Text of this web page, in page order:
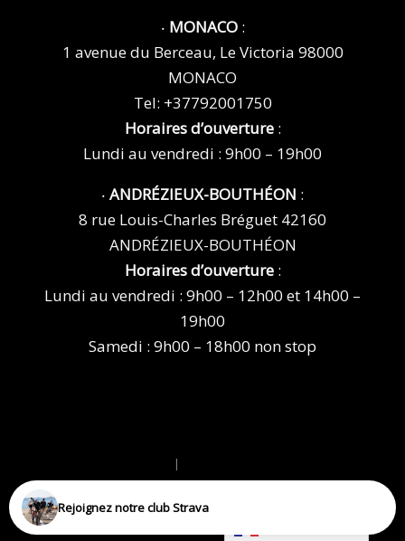
‧ MONACO:
1 avenue du Berceau, Le Victoria 98000
MONACO
Tel: +37792001750
Horaires d’ouverture:
Lundi au vendredi : 9h00 – 19h00
‧ ANDRÉZIEUX-BOUTHÉON :
8 rue Louis-Charles Bréguet 42160
ANDRÉZIEUX-BOUTHÉON
Horaires d’ouverture:
Lundi au vendredi : 9h00 – 12h00 et 14h00 –
19h00
Samedi : 9h00 – 18h00 non stop
|
Powered by
Rejoignez notre club Strava